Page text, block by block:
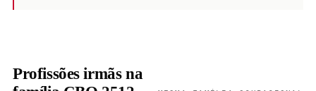
Profissões irmãs na